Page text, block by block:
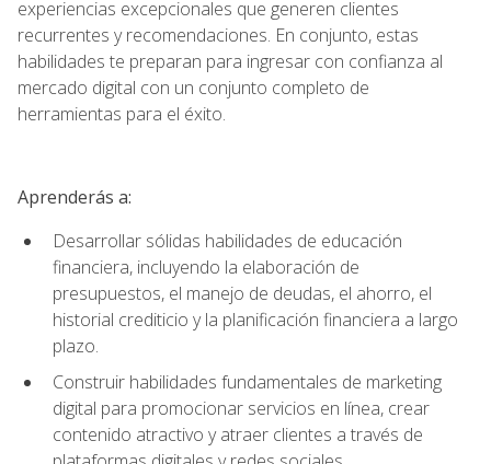
experiencias excepcionales que generen clientes
recurrentes y recomendaciones. En conjunto, estas
habilidades te preparan para ingresar con confianza al
mercado digital con un conjunto completo de
herramientas para el éxito.
Aprenderás a:
Desarrollar sólidas habilidades de educación
financiera, incluyendo la elaboración de
presupuestos, el manejo de deudas, el ahorro, el
historial crediticio y la planificación financiera a largo
plazo.
Construir habilidades fundamentales de marketing
digital para promocionar servicios en línea, crear
contenido atractivo y atraer clientes a través de